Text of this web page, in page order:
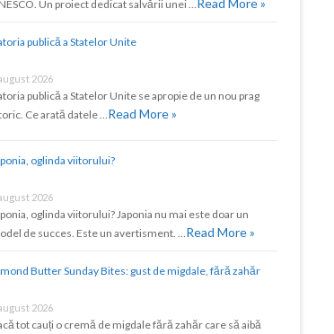
Un proiect dedicat salvării unei …Read More »
publică a Statelor Unite
2026
publică a Statelor Unite se apropie de un nou prag
Ce arată datele …Read More »
oglinda viitorului?
2026
oglinda viitorului? Japonia nu mai este doar un
de succes. Este un avertisment. …Read More »
Butter Sunday Bites: gust de migdale, fără zahăr
2026
tot cauți o cremă de migdale fără zahăr care să aibă